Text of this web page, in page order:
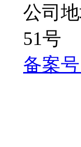
公司
51号
备案